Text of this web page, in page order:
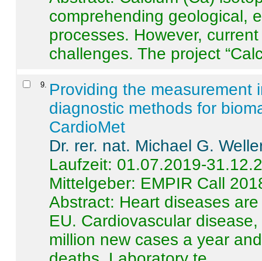
comprehending geological,
processes. However,
challenges. The project
9
Providing the measurement
diagnostic methods for
CardioMet
Dr. rer. nat. Michael G.
Laufzeit: 01.07.2019-
Mittelgeber: EMPIR Call
Abstract: Heart diseases
EU. Cardiovascular
million new cases a year